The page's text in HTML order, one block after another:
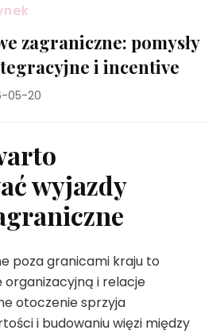
zagraniczne: pomysły
i incentive
05-20
wyjazdy
poza granicami kraju to
i relacje
otoczenie sprzyja
i budowaniu więzi między